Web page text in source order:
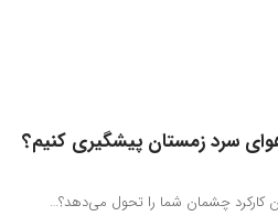
سرد زمستان پیشگیری کنیم؟
کارکرد چشمان شما را تحول می‌دهد؟…